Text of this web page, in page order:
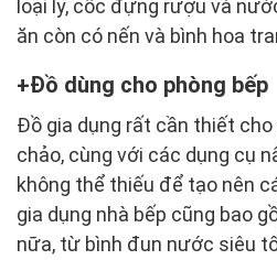
loại ly, cốc đựng rượu và
ăn còn có nến và bình hoa
Đồ dùng cho phòng bếp
Đồ gia dụng rất cần thiết cho
chảo, cùng với các dụng cụ
không thể thiếu để tạo nên
gia dụng nhà bếp cũng bao
nữa, từ bình đun nước siêu